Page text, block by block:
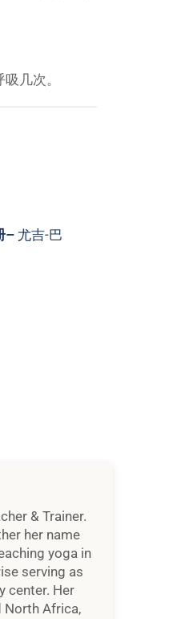
几次。
Africa,
Tunis. As a